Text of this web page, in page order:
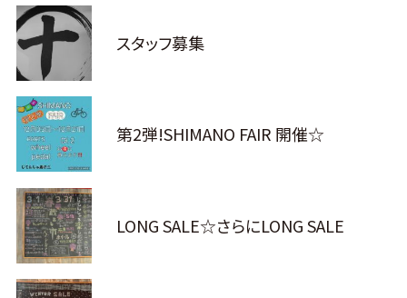
スタッフ募集
第2弾!SHIMANO FAIR 開催☆
LONG SALE☆さらにLONG SALE